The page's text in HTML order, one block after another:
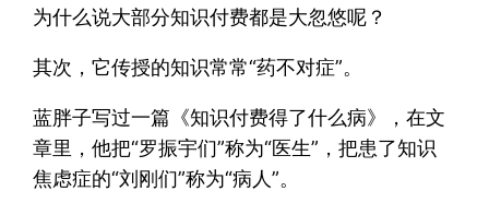
为什么说大部分知识付费都是大忽悠呢？
其次，它传授的知识常常“药不对症”。
蓝胖子写过一篇《知识付费得了什么病》，在文
章里，他把“罗振宇们”称为“医生”，把患了知识
焦虑症的“刘刚们”称为“病人”。